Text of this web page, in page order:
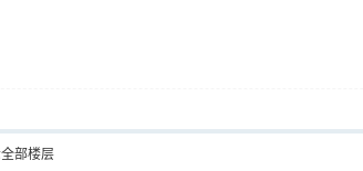
部楼层